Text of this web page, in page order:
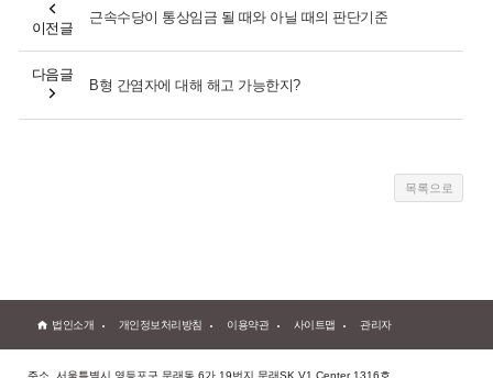
이전글
근속수당이 통상임금 될 때와 아닐 때의 판단기준
다음글
B형 간염자에 대해 해고 가능한지?
법인소개 개인정보처리방침 이용약관 사이트맵 관리자
주소. 서울특별시 영등포구 문래동 6가 19번지 문래SK V1 Center 1316호